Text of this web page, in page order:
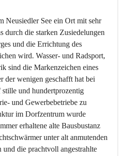
Neusiedler See ein Ort mit sehr
durch die starken Zusiedelungen
und die Errichtung des
wird. Wasser- und Radsport,
sind die Markenzeichen eines
der wenigen geschafft hat bei
und hundertprozentig
und Gewerbebetriebe zu
im Dorfzentrum wurde
erhaltene alte Bausbustanz
unter alt anmutenden
und die prachtvoll angestrahlte